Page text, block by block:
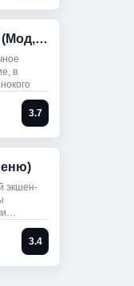
No, I'm not a Human (Мод, Unlocked)
в
3.7
экшен-
3.4